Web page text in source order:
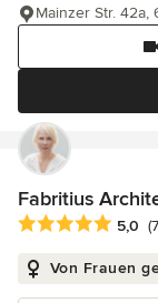
Mainzer Str. 42a,
Fabritius
Durchschnittliche
5,0
Von Frauen